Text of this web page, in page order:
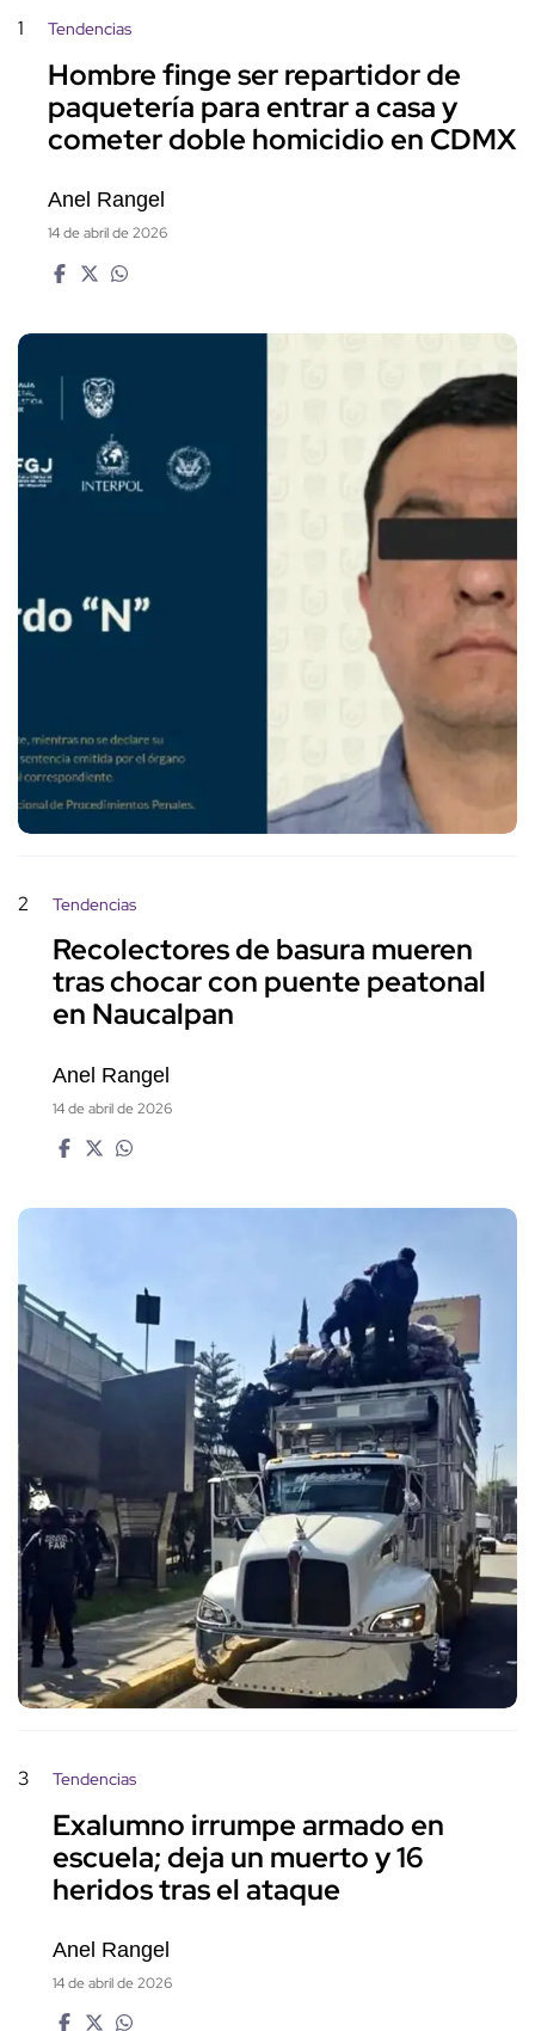
1 Tendencias
Hombre finge ser repartidor de
paquetería para entrar a casa y
cometer doble homicidio en CDMX
Anel Rangel
14 de abril de 2026
2 Tendencias
Recolectores de basura mueren
tras chocar con puente peatonal
en Naucalpan
Anel Rangel
14 de abril de 2026
3 Tendencias
Exalumno irrumpe armado en
escuela; deja un muerto y 16
heridos tras el ataque
Anel Rangel
14 de abril de 2026